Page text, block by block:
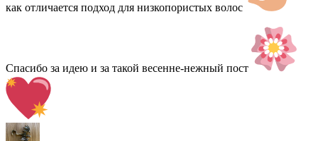
как отличается подход для низкопористых волос
Спасибо за идею и за такой весенне-нежный пост